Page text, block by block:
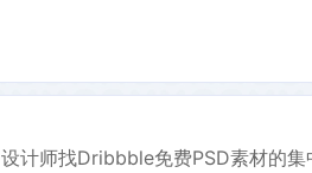
设计师找Dribbble免费PSD素材的